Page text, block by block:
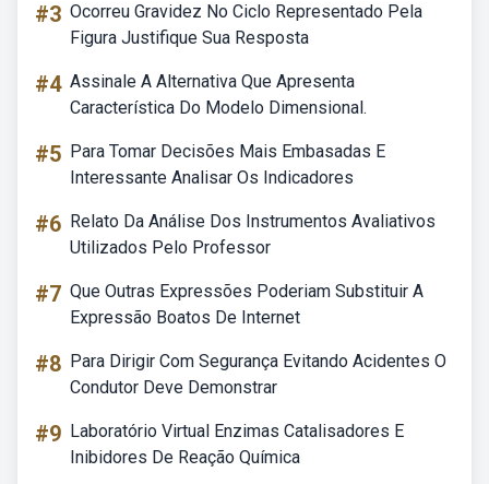
#3 Ocorreu Gravidez No Ciclo Representado Pela
Figura Justifique Sua Resposta
#4 Assinale A Alternativa Que Apresenta
Característica Do Modelo Dimensional.
#5 Para Tomar Decisões Mais Embasadas E
Interessante Analisar Os Indicadores
#6 Relato Da Análise Dos Instrumentos Avaliativos
Utilizados Pelo Professor
#7 Que Outras Expressões Poderiam Substituir A
Expressão Boatos De Internet
#8 Para Dirigir Com Segurança Evitando Acidentes O
Condutor Deve Demonstrar
#9 Laboratório Virtual Enzimas Catalisadores E
Inibidores De Reação Química